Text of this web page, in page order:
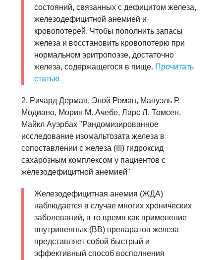
состояний, связанных с дефицитом железа,
железодефицитной анемией и
кровопотерей. Чтобы пополнить запасы
железа и восстановить кровопотерю при
нормальном эритропоэзе, достаточно
железа, содержащегося в пище. Прочитать
статью
2. Ричард Дерман, Элой Роман, Мануэль Р.
Модиано, Морин М. Ачебе, Ларс Л. Томсен,
Майкл Ауэрбах "Рандомизированное
исследование изомальтозата железа в
сопоставлении с железа (III) гидроксид
сахарозным комплексом у пациентов с
железодефицитной анемией"
Железодефицитная анемия (ЖДА)
наблюдается в случае многих хронических
заболеваний, в то время как применение
внутривенных (ВВ) препаратов железа
представляет собой быстрый и
эффективный способ восполнения